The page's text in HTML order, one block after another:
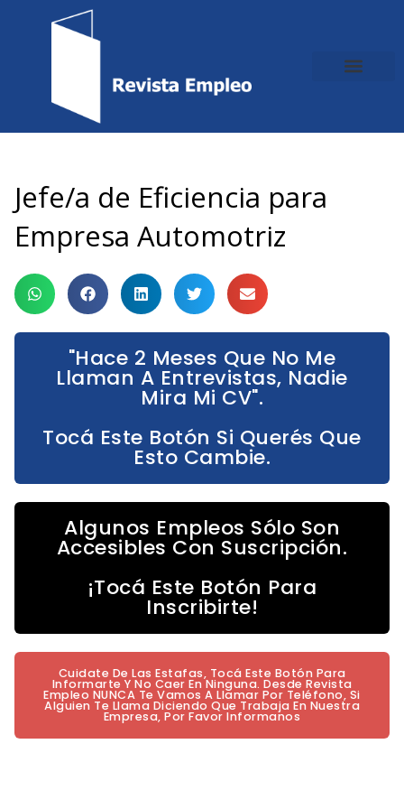
Jefe/a de Eficiencia para
Empresa Automotriz
"Hace 2 Meses Que No Me
Llaman A Entrevistas, Nadie
Mira Mi CV".
Tocá Este Botón Si Querés Que
Esto Cambie.
Algunos Empleos Sólo Son
Accesibles Con Suscripción.
¡Tocá Este Botón Para
Inscribirte!
Cuidate De Las Estafas, Tocá Este Botón Para
Informarte Y No Caer En Ninguna. Desde Revista
Empleo NUNCA Te Vamos A Llamar Por Teléfono, Si
Alguien Te Llama Diciendo Que Trabaja En Nuestra
Empresa, Por Favor Informanos